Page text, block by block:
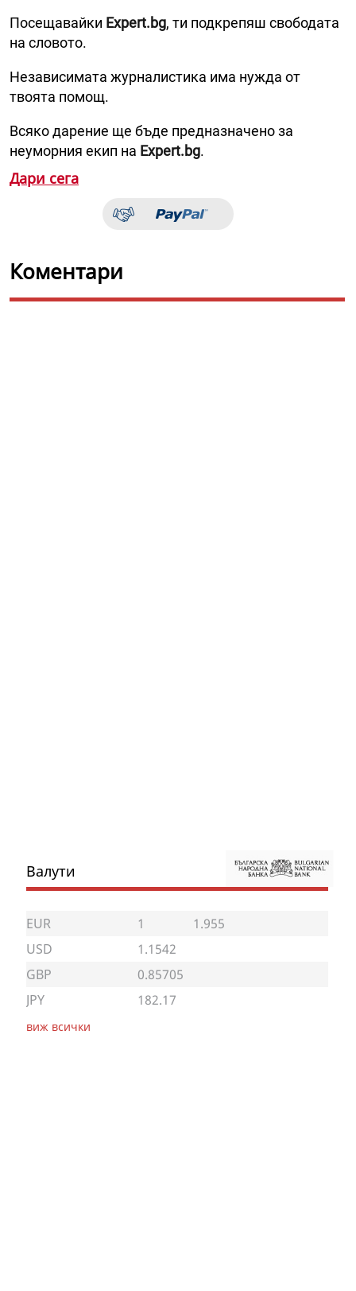
Посещавайки Expert.bg, ти подкрепяш свободата
на словото.
Независимата журналистика има нужда от
твоята помощ.
Всяко дарение ще бъде предназначено за
неуморния екип на Expert.bg.
Дари сега
Коментари
Валути
EUR 1
1.955
USD
1.1542
GBP
0.85705
JPY
182.17
виж всички